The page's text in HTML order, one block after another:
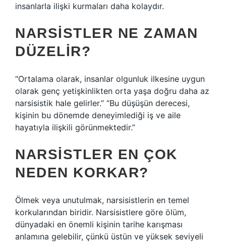
insanlarla ilişki kurmaları daha kolaydır.
NARSISTLER NE ZAMAN
DÜZELIR?
“Ortalama olarak, insanlar olgunluk ilkesine uygun
olarak genç yetişkinlikten orta yaşa doğru daha az
narsisistik hale gelirler.” “Bu düşüşün derecesi,
kişinin bu dönemde deneyimlediği iş ve aile
hayatıyla ilişkili görünmektedir.”
NARSISTLER EN ÇOK
NEDEN KORKAR?
Ölmek veya unutulmak, narsisistlerin en temel
korkularından biridir. Narsisistlere göre ölüm,
dünyadaki en önemli kişinin tarihe karışması
anlamına gelebilir, çünkü üstün ve yüksek seviyeli